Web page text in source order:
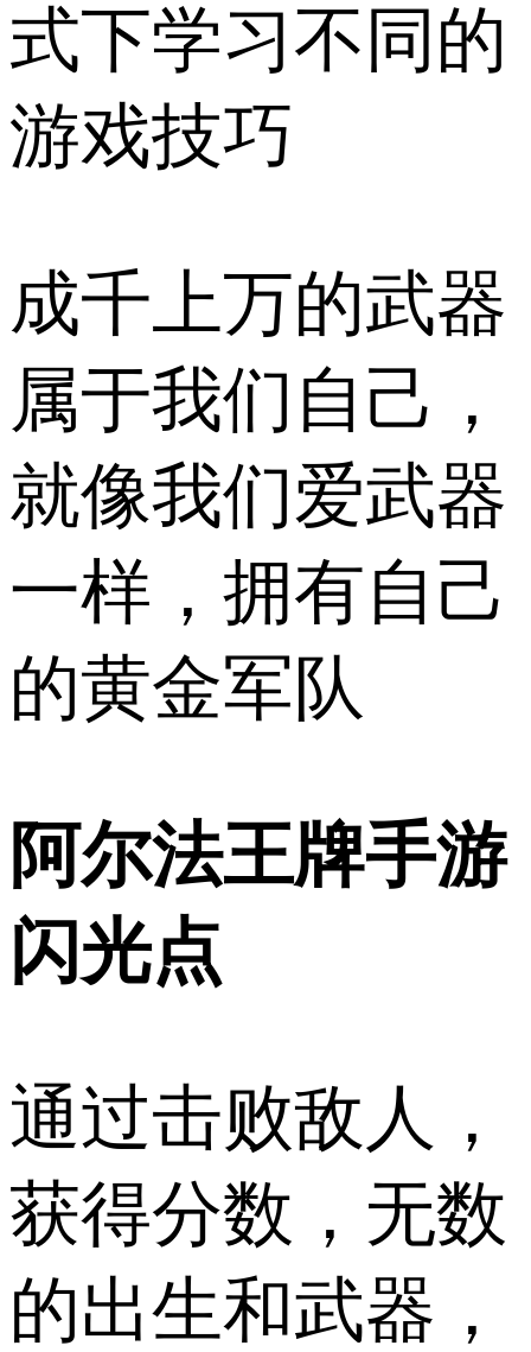
式下学习不同的
游戏技巧
成千上万的武器
属于我们自己，
就像我们爱武器
一样，拥有自己
的黄金军队
阿尔法王牌手游
闪光点
通过击败敌人，
获得分数，无数
的出生和武器，